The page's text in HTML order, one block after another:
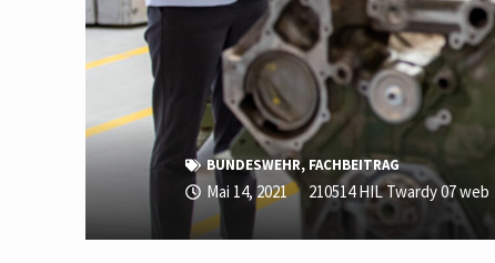
BUNDESWEHR, FACHBEITRAG
Mai 14, 2021 210514 HIL Twardy 07 web